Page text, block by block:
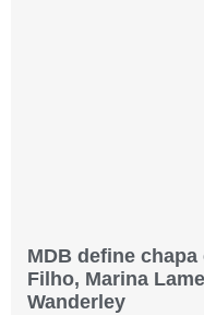
MDB define
Filho, Marina
Wanderley